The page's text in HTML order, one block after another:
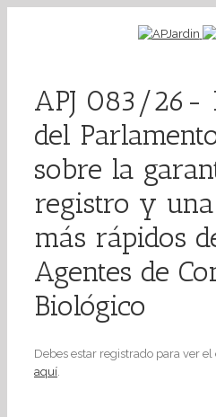
APJ 083/26-
del
sobre la
registro y
más rápidos
Agentes de
Biológico
Debes estar registrado para ver
aquí.